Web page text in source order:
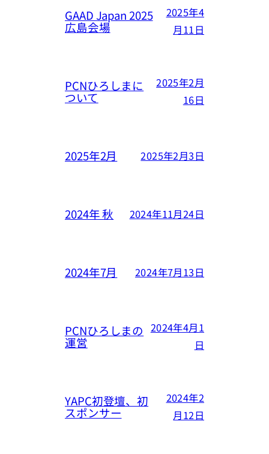
GAAD Japan 2025
広島会場
2025年4
月11日
PCNひろしまに
ついて
2025年2月
16日
2025年2月 2025年2月3日
2024年 秋 2024年11月24日
2024年7月 2024年7月13日
PCNひろしまの
運営
2024年4月1
日
YAPC初登壇、初
スポンサー
2024年2
月12日